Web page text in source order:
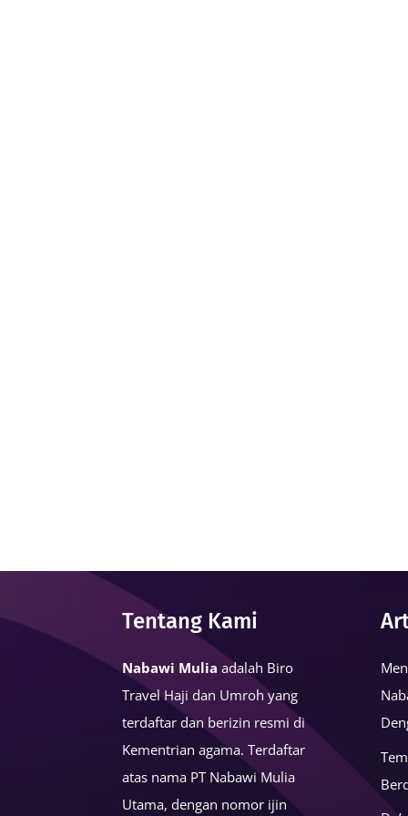
Tentang Kami
Nabawi Mulia adalah Biro
Travel Haji dan Umroh yang
terdaftar dan berizin resmi di
Kementrian agama. Terdaftar
atas nama PT Nabawi Mulia
Utama, dengan nomor ijin